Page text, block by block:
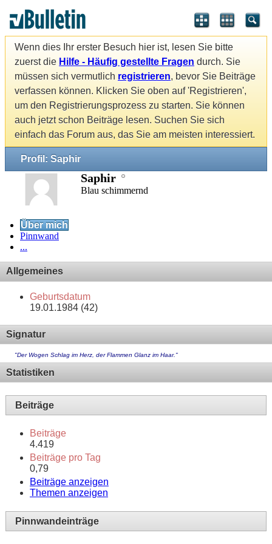
Wenn dies Ihr erster Besuch hier ist, lesen Sie bitte
zuerst die Hilfe - Häufig gestellte Fragen durch. Sie
müssen sich vermutlich registrieren, bevor Sie Beiträge
verfassen können. Klicken Sie oben auf 'Registrieren',
um den Registrierungsprozess zu starten. Sie können
auch jetzt schon Beiträge lesen. Suchen Sie sich
einfach das Forum aus, das Sie am meisten interessiert.
Profil: Saphir
Saphir
Blau schimmernd
Über mich
Pinnwand
...
Allgemeines
Geburtsdatum
19.01.1984 (42)
Signatur
"Der Wogen Schlag im Herz, der Flammen Glanz im Haar."
Statistiken
Beiträge
Beiträge
4.419
Beiträge pro Tag
0,79
Beiträge anzeigen
Themen anzeigen
Pinnwandeinträge